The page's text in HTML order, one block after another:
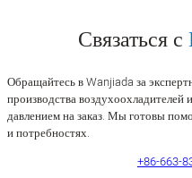
Связаться с
Обращайтесь в Wanjiada за
производства воздухоохладителей
давлением на заказ. Мы готовы
и потребностях.
+86-663-